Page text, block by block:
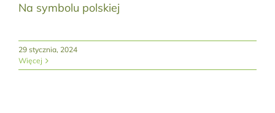
Na symbolu polskiej
29 stycznia, 2024
Więcej